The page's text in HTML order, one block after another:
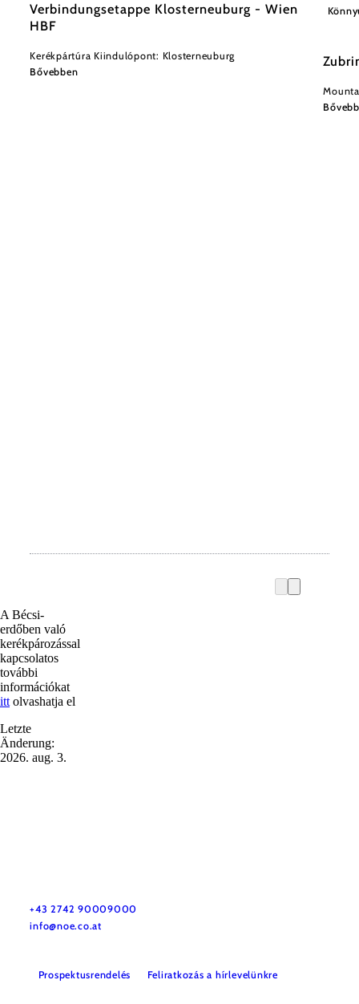
Verbindungsetappe Klosterneuburg - Wien
HBF
Kerékpártúra Kiindulópont: Klosterneuburg
Bővebben
A Bécsi-
erdőben való
kerékpározással
kapcsolatos
további
információkat
itt olvashatja el
Letzte
Änderung:
2026. aug. 3.
+43 2742 90009000
info@noe.co.at
Prospektusrendelés Feliratkozás a hírlevelünkre